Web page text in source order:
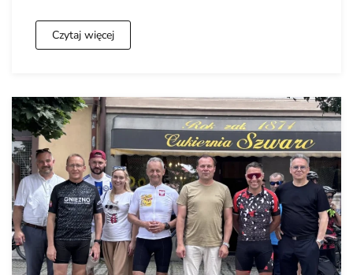
Czytaj więcej